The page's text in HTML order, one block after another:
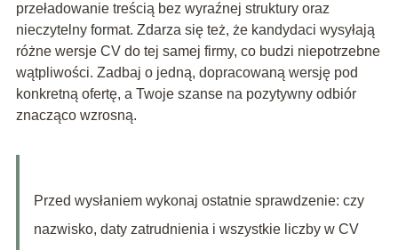
przeładowanie treścią bez wyraźnej struktury oraz
nieczytelny format. Zdarza się też, że kandydaci wysyłają
różne wersje CV do tej samej firmy, co budzi niepotrzebne
wątpliwości. Zadbaj o jedną, dopracowaną wersję pod
konkretną ofertę, a Twoje szanse na pozytywny odbiór
znacząco wzrosną.
Przed wysłaniem wykonaj ostatnie sprawdzenie: czy
nazwisko, daty zatrudnienia i wszystkie liczby w CV